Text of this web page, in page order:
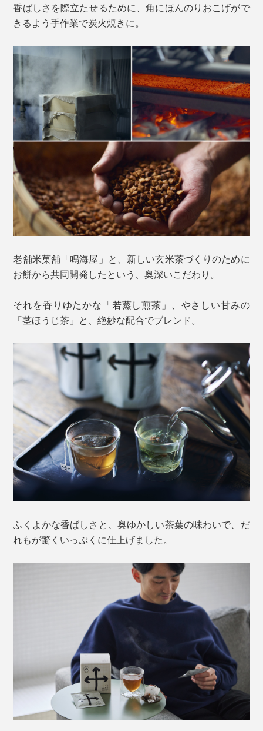
香ばしさを際立たせるために、角にほんのりおこげがで
きるよう手作業で炭火焼きに。
老舗米菓舗「鳴海屋」と、新しい玄米茶づくりのために
お餅から共同開発したという、奥深いこだわり。
それを香りゆたかな「若蒸し煎茶」、やさしい甘みの
「茎ほうじ茶」と、絶妙な配合でブレンド。
ふくよかな香ばしさと、奥ゆかしい茶葉の味わいで、だ
れもが驚くいっぷくに仕上げました。